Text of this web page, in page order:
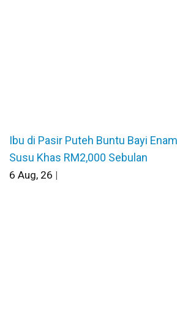
Ibu di Pasir Puteh Buntu Bayi
Susu Khas RM2,000 Sebulan
6 Aug, 26 |